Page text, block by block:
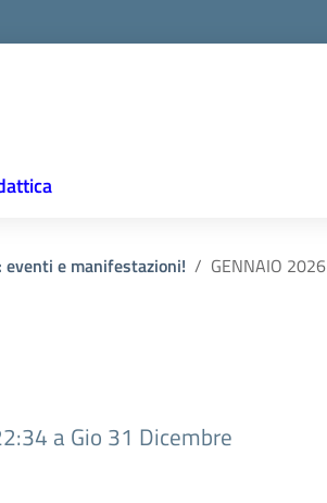
eventi e manifestazioni! GENNAIO 2026
a Gio 31 Dicembre